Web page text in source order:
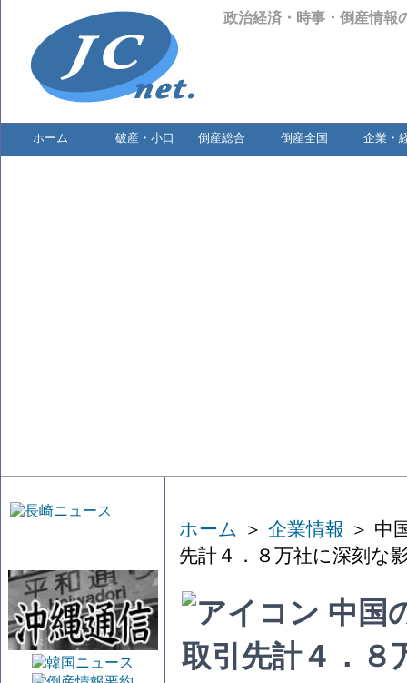
政治経済・時事・倒産情報
ホーム 破産・小口 倒産総合 倒産全国 企業・
ホーム ＞ 企業情報 ＞ 中
先計４．８万社に深刻
中国
取引先計４．